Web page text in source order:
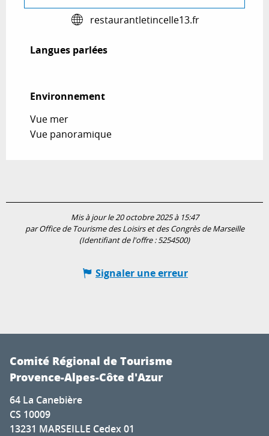
restaurantletincelle13.fr
Langues parlées
Langues parlées
Environnement
Environnement
Vue mer
Vue panoramique
Mis à jour le 20 octobre 2025 à 15:47
par Office de Tourisme des Loisirs et des Congrès de Marseille
(Identifiant de l'offre :5254500)
Signaler une erreur
Comité Régional de Tourisme
Provence-Alpes-Côte d'Azur
64 La Canebière
CS 10009
13231 MARSEILLE Cedex 01